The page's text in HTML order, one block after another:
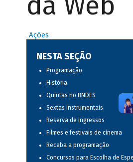
Ações
NESTA SEÇÃO
Programação
História
Quintas no BNDES
Sextas instrumentais
Reserva de ingressos
Filmes e festivais de cinema
Receba a programação
Concursos para Escolha de